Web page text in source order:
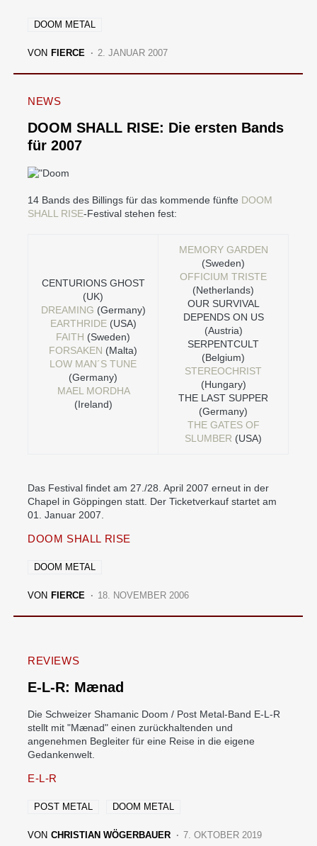
DOOM METAL
VON FIERCE 2. JANUAR 2007
NEWS
DOOM SHALL RISE: Die ersten Bands
für 2007
14 Bands des Billings für das kommende fünfte DOOM
SHALL RISE-Festival stehen fest:
CENTURIONS GHOST
(UK)
DREAMING (Germany)
EARTHRIDE(USA)
FAITH (Sweden)
FORSAKEN (Malta)
LOW MAN´S TUNE
(Germany)
MAEL MORDHA
(Ireland)
MEMORY GARDEN
(Sweden)
OFFICIUM TRISTE
(Netherlands)
OUR SURVIVAL
DEPENDS ON US
(Austria)
SERPENTCULT
(Belgium)
STEREOCHRIST
(Hungary)
THE LAST SUPPER
(Germany)
THE GATES OF
SLUMBER (USA)
Das Festival findet am 27./28. April 2007 erneut in der
Chapel in Göppingen statt. Der Ticketverkauf startet am
01. Januar 2007.
DOOM SHALL RISE
DOOM METAL
VON FIERCE 18. NOVEMBER 2006
REVIEWS
E-L-R: Mænad
Die Schweizer Shamanic Doom / Post Metal-Band E-L-R
stellt mit "Mænad" einen zurückhaltenden und
angenehmen Begleiter für eine Reise in die eigene
Gedankenwelt.
E-L-R
POST METAL DOOM METAL
VON CHRISTIAN WÖGERBAUER 7. OKTOBER 2019